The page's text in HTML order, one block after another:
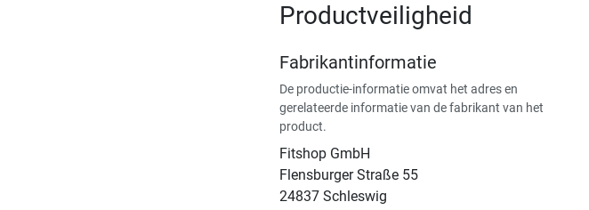
Productveiligheid
Fabrikantinformatie
De productie-informatie omvat het adres en
gerelateerde informatie van de fabrikant van het
product.
Fitshop GmbH
Flensburger Straße 55
24837 Schleswig